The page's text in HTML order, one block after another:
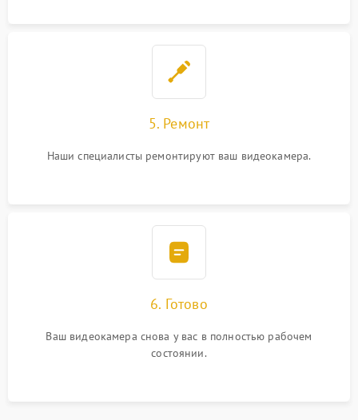
5. Ремонт
Наши специалисты ремонтируют ваш видеокамера.
6. Готово
Ваш видеокамера снова у вас в полностью рабочем
состоянии.